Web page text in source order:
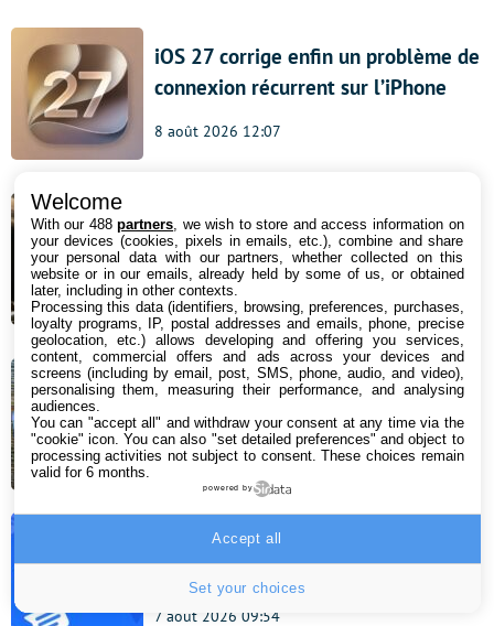
iOS 27 corrige enfin un problème de
connexion récurrent sur l’iPhone
8 août 2026 12:07
Hisense triple laser 4K s’affiche avec
une rédaction de 390 € sur Amazon
!
7 août 2026 18:00
Android 18 : quels Samsung Galaxy
ne recevront pas la mise à jour ?
7 août 2026 16:57
Google Messages s’attaque enfin à
deux de ses plus gros défauts
7 août 2026 09:54
Welcome
With our 488partners , we wish to store and access information on
your devices (cookies, pixels in emails, etc.), combine and share
your personal data with our partners, whether collected on this
website or in our emails, already held by some of us, or obtained
later, including in other contexts.
Processing this data (identifiers, browsing, preferences, purchases,
loyalty programs, IP, postal addresses and emails, phone, precise
geolocation, etc.) allows developing and offering you services,
content, commercial offers and ads across your devices and
screens (including by email, post, SMS, phone, audio, and video),
personalising them, measuring their performance, and analysing
audiences.
You can "accept all" and withdraw your consent at any time via the
"cookie" icon. You can also "set detailed preferences" and object to
processing activities not subject to consent. These choices remain
valid for 6 months.
powered by
Set your choices
Accept all